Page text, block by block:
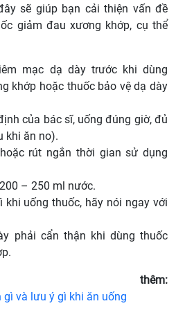
sẽ giúp bạn cải thiện vấn đề
giảm đau xương khớp, cụ thể
mạc dạ dày trước khi dùng
khớp hoặc thuốc bảo vệ dạ dày
của bác sĩ, uống đúng giờ, đủ
khi ăn no).
rút ngắn thời gian sử dụng
– 250 ml nước.
khi uống thuốc, hãy nói ngay với
phải cẩn thận khi dùng thuốc
thêm:
gì và lưu ý gì khi ăn uống